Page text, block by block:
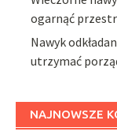
ogarnąć
Nawyk
utrzymać
NAJNOWSZE